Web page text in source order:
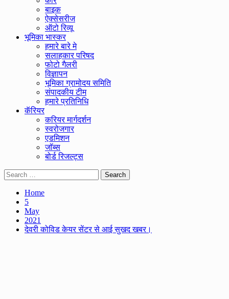
बाइक
ऐक्सेसरीज
ऑटो रिव्यू
भूमिका भास्कर
हमारे बारे मे
सलाहकार परिषद
फोटो गैलरी
विज्ञापन
भूमिका ग्रामोदय समिति
संपादकीय टीम
हमारे प्रतिनिधि
कॅरियर
करियर मार्गदर्शन
स्वरोजगार
एडमिशन
जॉब्स
बोर्ड रिजल्ट्स
Search
for:
Home
5
May
2021
देवरी कोविड केयर सेंटर से आई सुखद खबर।